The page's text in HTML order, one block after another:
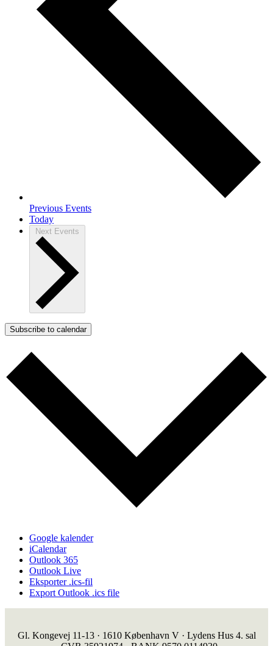
Previous Events
Today
Next Events
Subscribe to calendar
Google kalender
iCalendar
Outlook 365
Outlook Live
Eksporter .ics-fil
Export Outlook .ics file
Gl. Kongevej 11-13 · 1610 København V · Lydens Hus 4. sal